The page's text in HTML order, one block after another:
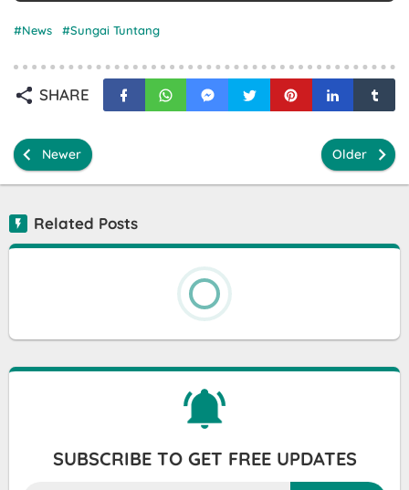
News Sungai Tuntang
SHARE
Newer Older
Related Posts
SUBSCRIBE TO GET FREE UPDATES